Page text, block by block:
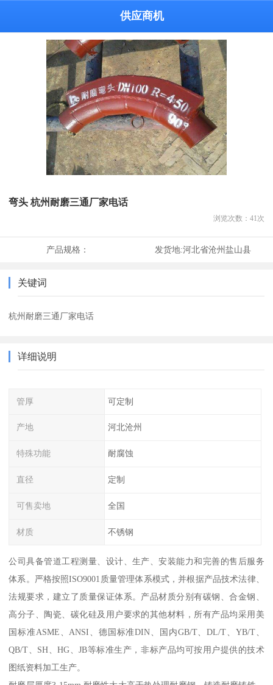
供应商机
弯头 杭州耐磨三通厂家电话
浏览次数： 41 次
产品规格： 发货地:河北省沧州盐山县
关键词
杭州耐磨三通厂家电话
详细说明
管厚 可定制
产地 河北沧州
特殊功能 耐腐蚀
直径 定制
可售卖地 全国
材质 不锈钢
公司具备管道工程测量、设计、生产、安装能力和完善的售后服务
体系。严格按照ISO9001质量管理体系模式，并根据产品技术法律、
法规要求，建立了质量保证体系。产品材质分别有碳钢、合金钢、
高分子、陶瓷、碳化硅及用户要求的其他材料，所有产品均采用美
国标准ASME、ANSI、德国标准DIN、国内GB/T、DL/T、YB/T、
QB/T、SH、HG、JB等标准生产，非标产品均可按用户提供的技术
图纸资料加工生产。